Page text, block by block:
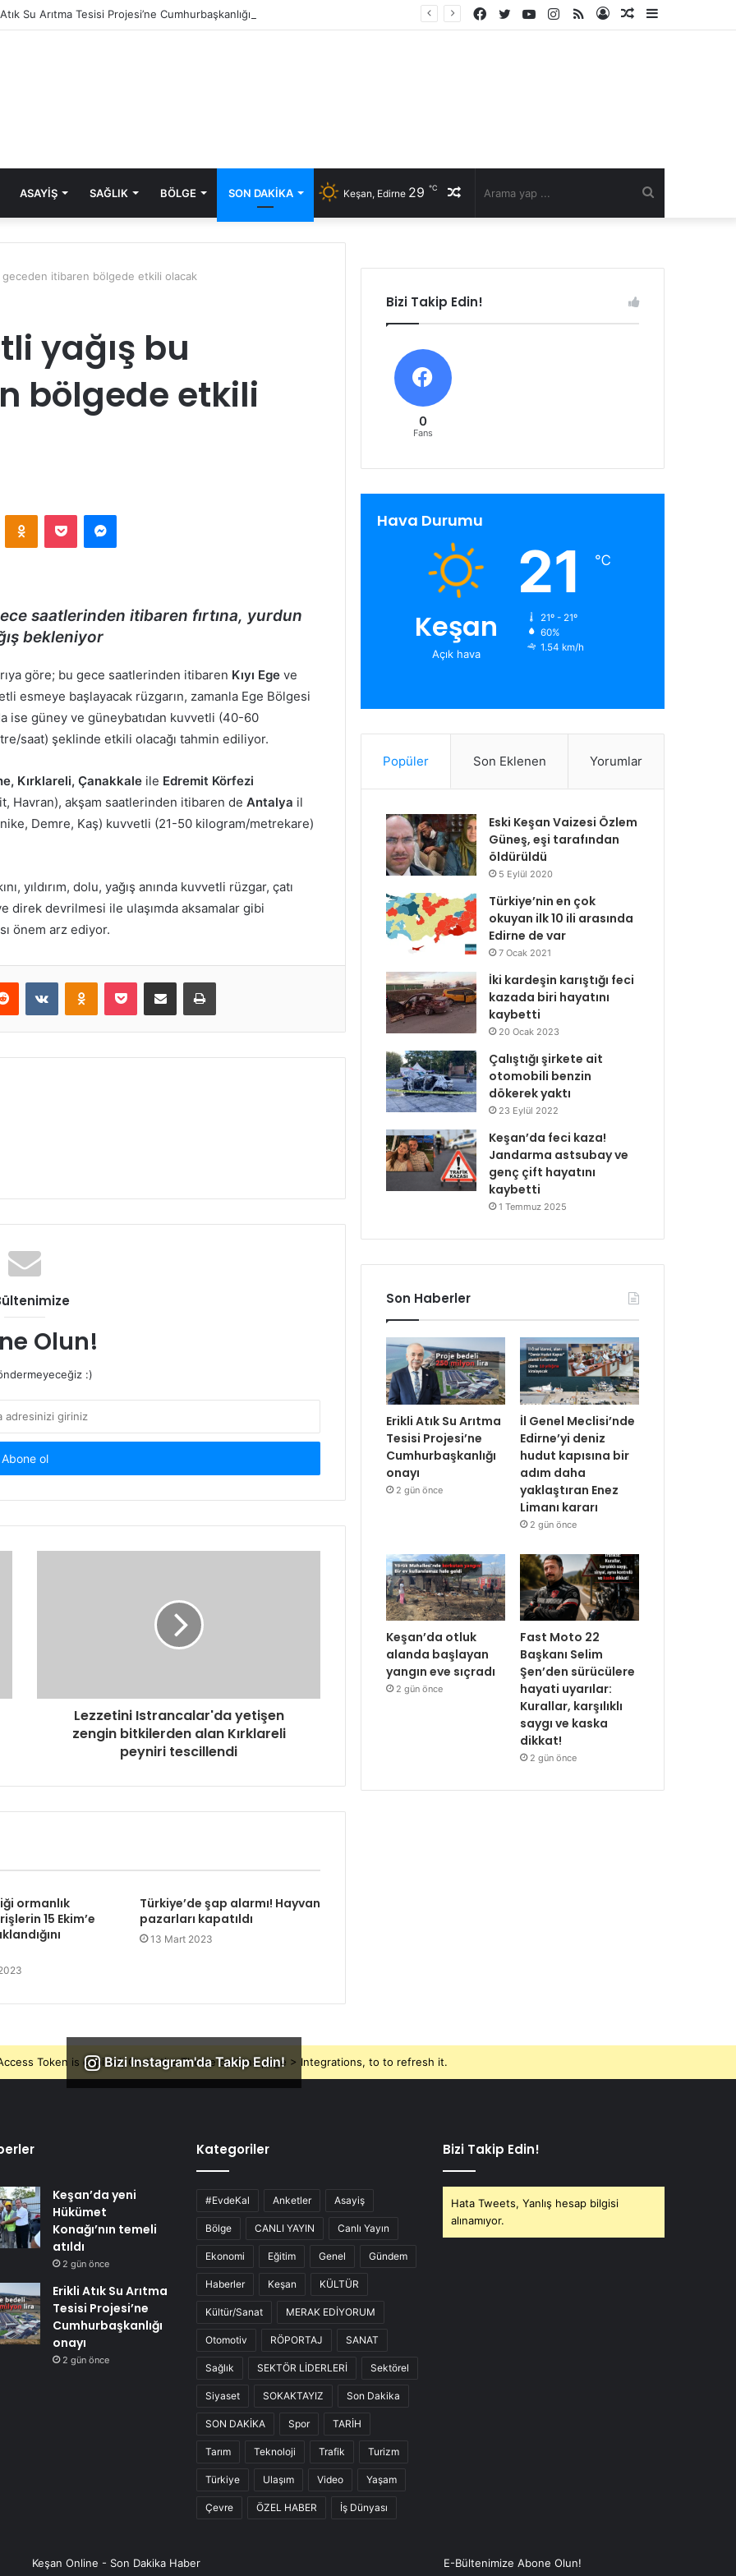
Su Arıtma Tesisi Projesi’ne Cumhurbaşkanlığı onayı
Kenar
Rastgele
Kayıt
RSS
Instagram
YouTube
Twitter
Facebook
ASAYIŞ SAĞLIK BÖLGE SON DAKIKA Rastgele
Keşan, Edirne 29 ℃
geceden itibaren bölgede etkili olacak
yağış bu
bölgede etkili
Odnoklassniki
Pocket Messenger
saatlerinden itibaren fırtına, yurdun
bekleniyor
göre; bu gece saatlerinden itibaren Kıyı Ege ve
esmeye başlayacak rüzgarın, zamanla Ege Bölgesi
ise güney ve güneybatıdan kuvvetli (40-60
saat) şeklinde etkili olacağı tahmin ediliyor.
Kırklareli, Çanakkale ile Edremit Körfezi
Havran), akşam saatlerinden itibaren de Antalya il
Demre, Kaş) kuvvetli (21-50 kilogram/metrekare)
yıldırım, dolu, yağış anında kuvvetli rüzgar, çatı
direk devrilmesi ile ulaşımda aksamalar gibi
önem arz ediyor.
Reddit VKontakteOdnoklassniki
Pocket E-Posta ile paylaş Yazdır
Olun!
:)
Lezzetini Istrancalar'da yetişen
zengin bitkilerden alan Kırklareli
peyniri tescillendi
ormanlık
15 Ekim’e
Türkiye’de şap alarmı! Hayvan
pazarları kapatıldı
13 Mart 2023
Bizi Takip Edin!
0
Fans
Hava Durumu
Keşan
Açık hava
21 ℃
21º - 21º
60%
1.54 km/h
Popüler Son Eklenen Yorumlar
Eski Keşan Vaizesi Özlem
Güneş, eşi tarafından
öldürüldü
5 Eylül 2020
Türkiye’nin en çok
okuyan ilk 10 ili arasında
Edirne de var
7 Ocak 2021
İki kardeşin karıştığı feci
kazada biri hayatını
kaybetti
20 Ocak 2023
Çalıştığı şirkete ait
otomobili benzin
dökerek yaktı
23 Eylül 2022
Keşan’da feci kaza!
Jandarma astsubay ve
genç çift hayatını
kaybetti
1 Temmuz 2025
Son Haberler
Erikli Atık Su Arıtma
Tesisi Projesi’ne
Cumhurbaşkanlığı
onayı
2 gün önce
İl Genel Meclisi’nde
Edirne’yi deniz
hudut kapısına bir
adım daha
yaklaştıran Enez
Limanı kararı
2 gün önce
Keşan’da otluk
alanda başlayan
yangın eve sıçradı
2 gün önce
Fast Moto 22
Başkanı Selim
Şen’den sürücülere
hayati uyarılar:
Kurallar, karşılıklı
saygı ve kaska
dikkat!
2 gün önce
Bizi Instagram'da Takip Edin!
Token is expired, Go to the Theme options page > Integrations, to to refresh it.
Keşan’da yeni
Hükümet
Konağı’nın temeli
atıldı
2 gün önce
Erikli Atık Su Arıtma
Tesisi Projesi’ne
Cumhurbaşkanlığı
onayı
2 gün önce
Kategoriler
#EvdeKal Anketler Asayiş
Bölge CANLI YAYIN Canlı Yayın
Ekonomi Eğitim Genel Gündem
Haberler Keşan KÜLTÜR
Kültür/Sanat MERAK EDİYORUM
Otomotiv RÖPORTAJ SANAT
Sağlık SEKTÖR LİDERLERİ Sektörel
Siyaset SOKAKTAYIZ Son Dakika
SON DAKİKA Spor TARİH
Tarım Teknoloji Trafik Turizm
Türkiye Ulaşım Video Yaşam
Çevre ÖZEL HABER İş Dünyası
Bizi Takip Edin!
Hata Tweets, Yanlış hesap bilgisi
alınamıyor.
Keşan Online - Son Dakika Haber E-Bültenimize Abone Olun!